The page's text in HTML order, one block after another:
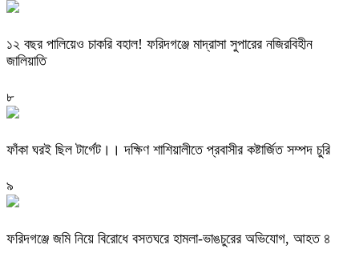
১২ বছর পালিয়েও চাকরি বহাল! ফরিদগঞ্জে মাদ্রাসা সুপারের নজিরবিহীন
জালিয়াতি
৮
ফাঁকা ঘরই ছিল টার্গেট।। দক্ষিণ শাশিয়ালীতে প্রবাসীর কষ্টার্জিত সম্পদ চুরি
৯
ফরিদগঞ্জে জমি নিয়ে বিরোধে বসতঘরে হামলা-ভাঙচুরের অভিযোগ, আহত ৪